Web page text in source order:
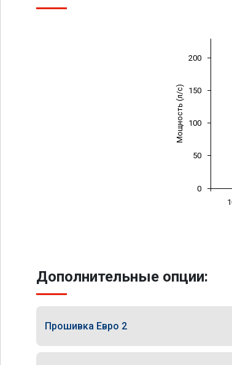
Мощность (л/с)
0
50
100
150
200
Дополнительные опции:
Прошивка Евро 2